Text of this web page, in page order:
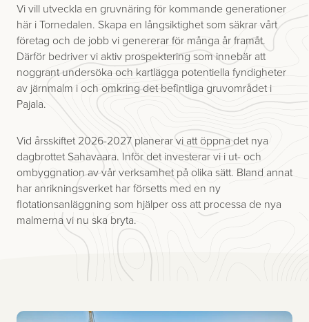
Vi vill utveckla en gruvnäring för kommande generationer
här i Tornedalen. Skapa en långsiktighet som säkrar vårt
företag och de jobb vi genererar för många år framåt.
Därför bedriver vi aktiv prospektering som innebär att
noggrant undersöka och kartlägga potentiella fyndigheter
av järnmalm i och omkring det befintliga gruvområdet i
Pajala.
Vid årsskiftet 2026-2027 planerar vi att öppna det nya
dagbrottet Sahavaara. Inför det investerar vi i ut- och
ombyggnation av vår verksamhet på olika sätt. Bland annat
har anrikningsverket har försetts med en ny
flotationsanläggning som hjälper oss att processa de nya
malmerna vi nu ska bryta.